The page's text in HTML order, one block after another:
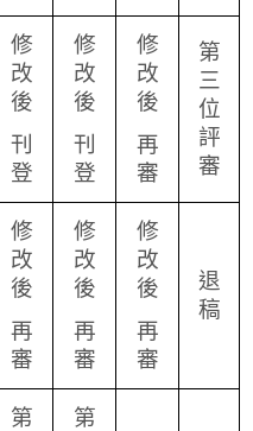
修
改
後
刊
登
修
改
後
刊
登
修
改
後
再
審
第
三
位
評
審
修
改
後
再
審
修
改
後
再
審
修
改
後
再
審
退
稿
第
第